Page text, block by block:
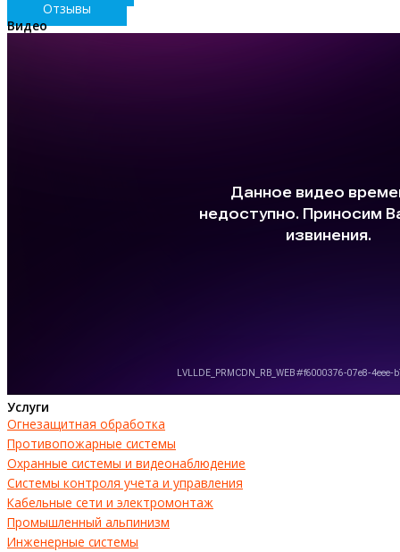
Отзывы
Видео
Услуги
Огнезащитная обработка
Противопожарные системы
Охранные системы и видеонаблюдение
Системы контроля учета и управления
Кабельные сети и электромонтаж
Промышленный альпинизм
Инженерные системы